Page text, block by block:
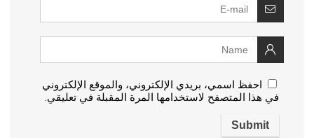
احفظ اسمي، بريدي الإلكتروني، والموقع الإلكتروني
في هذا المتصفح لاستخدامها المرة المقبلة في تعليقي.